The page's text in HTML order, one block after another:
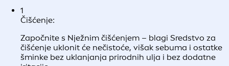
Odaberite kreme i proizvode za Hidratantnu njegu
formula, kako bi se lako upili u kožu. Teške formule
nekim osobama mogu biti nelagodne i dodatno
pojačati osjetljivost.